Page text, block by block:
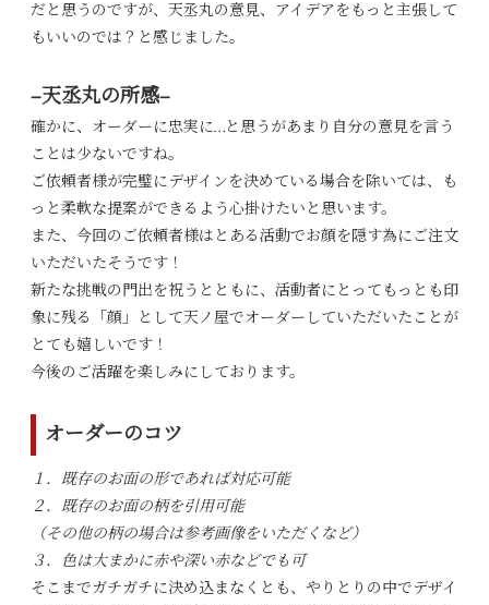
だと思うのですが、天丞丸の意見、アイデアをもっと主張して
もいいのでは？と感じました。
−天丞丸の所感−
確かに、オーダーに忠実に…と思うがあまり自分の意見を言う
ことは少ないですね。
ご依頼者様が完璧にデザインを決めている場合を除いては、も
っと柔軟な提案ができるよう心掛けたいと思います。
また、今回のご依頼者様はとある活動でお顔を隠す為にご注文
いただいたそうです！
新たな挑戦の門出を祝うとともに、活動者にとってもっとも印
象に残る「顔」として天ノ屋でオーダーしていただいたことが
とても嬉しいです！
今後のご活躍を楽しみにしております。
オーダーのコツ
１．既存のお面の形であれば対応可能
２．既存のお面の柄を引用可能
（その他の柄の場合は参考画像をいただくなど）
３．色は大まかに赤や深い赤などでも可
そこまでガチガチに決め込まなくとも、やりとりの中でデザイ